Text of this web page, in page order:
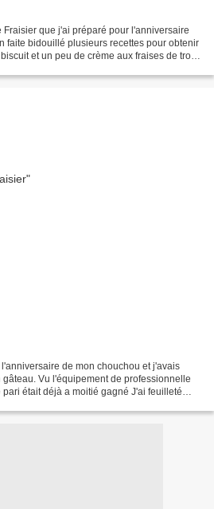
Fraisier que j'ai préparé pour l'anniversaire
faite bidouillé plusieurs recettes pour obtenir
et un peu de crème aux fraises de trop.
de mon chouchou et j'avais
Vu l'équipement de professionnelle
était déjà a moitié gagné J'ai feuilleté